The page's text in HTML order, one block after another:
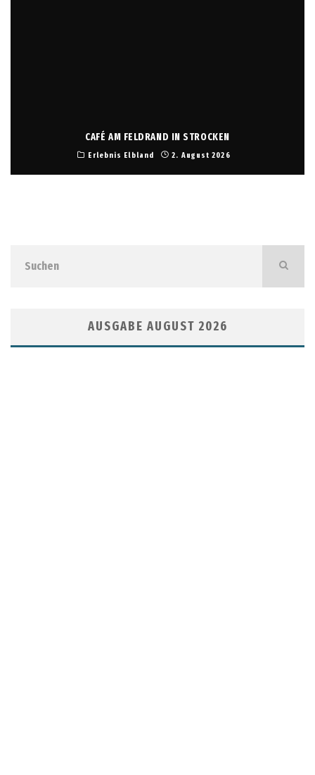
CAFÉ AM FELDRAND IN STROCKEN
Erlebnis Elbland 2. August 2026
AUSGABE AUGUST 2026